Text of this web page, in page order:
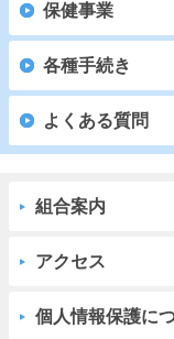
保健事業
各種手続き
よくある質問
組合案内
アクセス
個人情報保護に